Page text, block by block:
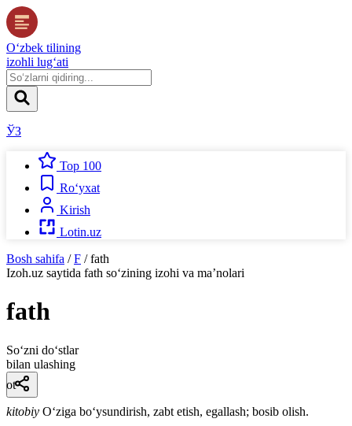
O‘zbek tilining
izohli lug‘ati
ЎЗ
Top 100
Ro‘yxat
Kirish
Lotin.uz
Bosh sahifa / F / fath
Izoh.uz saytida fath so‘zining izohi va ma’nolari
fath
So‘zni do‘stlar
bilan ulashing
ot
kitobiy Oʻziga boʻysundirish, zabt etish, egallash; bosib olish.